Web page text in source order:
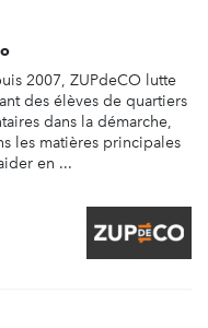
2007, ZUPdeCO lutte
des élèves de quartiers
dans la démarche,
les matières principales
en ...